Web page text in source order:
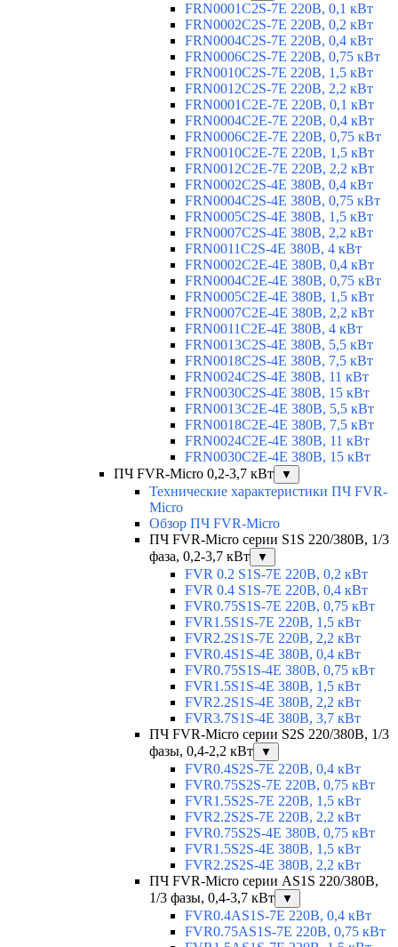
FRN0001C2S-7E 220В, 0,1 кВт
FRN0002C2S-7E 220В, 0,2 кВт
FRN0004C2S-7E 220В, 0,4 кВт
FRN0006C2S-7E 220В, 0,75 кВт
FRN0010C2S-7E 220В, 1,5 кВт
FRN0012C2S-7E 220В, 2,2 кВт
FRN0001C2E-7E 220В, 0,1 кВт
FRN0004C2E-7E 220В, 0,4 кВт
FRN0006C2E-7E 220В, 0,75 кВт
FRN0010C2E-7E 220В, 1,5 кВт
FRN0012C2E-7E 220В, 2,2 кВт
FRN0002C2S-4E 380В, 0,4 кВт
FRN0004C2S-4E 380В, 0,75 кВт
FRN0005C2S-4E 380В, 1,5 кВт
FRN0007C2S-4E 380В, 2,2 кВт
FRN0011C2S-4E 380В, 4 кВт
FRN0002C2E-4E 380В, 0,4 кВт
FRN0004C2E-4E 380В, 0,75 кВт
FRN0005C2E-4E 380В, 1,5 кВт
FRN0007C2E-4E 380В, 2,2 кВт
FRN0011C2E-4E 380В, 4 кВт
FRN0013C2S-4E 380В, 5,5 кВт
FRN0018C2S-4E 380В, 7,5 кВт
FRN0024C2S-4E 380В, 11 кВт
FRN0030C2S-4E 380В, 15 кВт
FRN0013C2E-4E 380В, 5,5 кВт
FRN0018C2E-4E 380В, 7,5 кВт
FRN0024C2E-4E 380В, 11 кВт
FRN0030C2E-4E 380В, 15 кВт
ПЧ FVR-Micro 0,2-3,7 кВт
▼
Технические характеристики ПЧ FVR-
Micro
Обзор ПЧ FVR-Micro
ПЧ FVR-Micro серии S1S 220/380В, 1/3
фаза, 0,2-3,7 кВт
▼
FVR 0.2 S1S-7E 220В, 0,2 кВт
FVR 0.4 S1S-7E 220В, 0,4 кВт
FVR0.75S1S-7E 220В, 0,75 кВт
FVR1.5S1S-7E 220В, 1,5 кВт
FVR2.2S1S-7E 220В, 2,2 кВт
FVR0.4S1S-4E 380В, 0,4 кВт
FVR0.75S1S-4E 380В, 0,75 кВт
FVR1.5S1S-4E 380В, 1,5 кВт
FVR2.2S1S-4E 380В, 2,2 кВт
FVR3.7S1S-4E 380В, 3,7 кВт
ПЧ FVR-Micro серии S2S 220/380В, 1/3
фазы, 0,4-2,2 кВт
▼
FVR0.4S2S-7E 220В, 0,4 кВт
FVR0.75S2S-7E 220В, 0,75 кВт
FVR1.5S2S-7E 220В, 1,5 кВт
FVR2.2S2S-7E 220В, 2,2 кВт
FVR0.75S2S-4E 380В, 0,75 кВт
FVR1.5S2S-4E 380В, 1,5 кВт
FVR2.2S2S-4E 380В, 2,2 кВт
ПЧ FVR-Micro серии AS1S 220/380В,
1/3 фазы, 0,4-3,7 кВт
▼
FVR0.4AS1S-7E 220В, 0,4 кВт
FVR0.75AS1S-7E 220В, 0,75 кВт